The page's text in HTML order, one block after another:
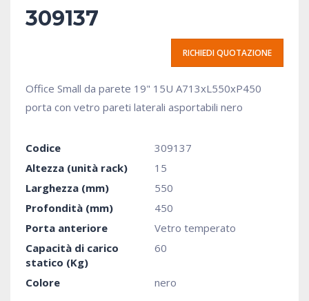
309137
RICHIEDI QUOTAZIONE
Office Small da parete 19" 15U A713xL550xP450
porta con vetro pareti laterali asportabili nero
Codice
309137
Altezza (unità rack)
15
Larghezza (mm)
550
Profondità (mm)
450
Porta anteriore
Vetro temperato
Capacità di carico
statico (Kg)
60
Colore nero